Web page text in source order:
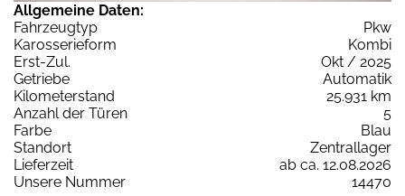
Allgemeine Daten:
Fahrzeugtyp
Pkw
Karosserieform
Kombi
Erst-Zul.
Okt / 2025
Getriebe
Automatik
Kilometerstand
25.931 km
Anzahl der Türen
5
Farbe
Blau
Standort
Zentrallager
Lieferzeit
ab ca. 12.08.2026
Unsere Nummer
14470